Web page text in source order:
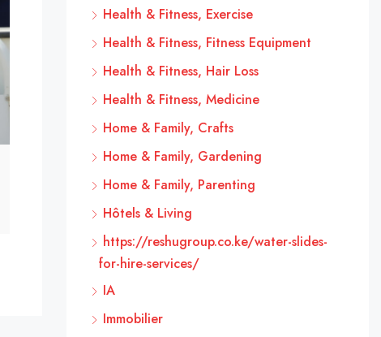
Health & Fitness, Exercise
Health & Fitness, Fitness Equipment
Health & Fitness, Hair Loss
Health & Fitness, Medicine
Home & Family, Crafts
Home & Family, Gardening
Home & Family, Parenting
Hôtels & Living
https://reshugroup.co.ke/water-slides-
for-hire-services/
IA
Immobilier